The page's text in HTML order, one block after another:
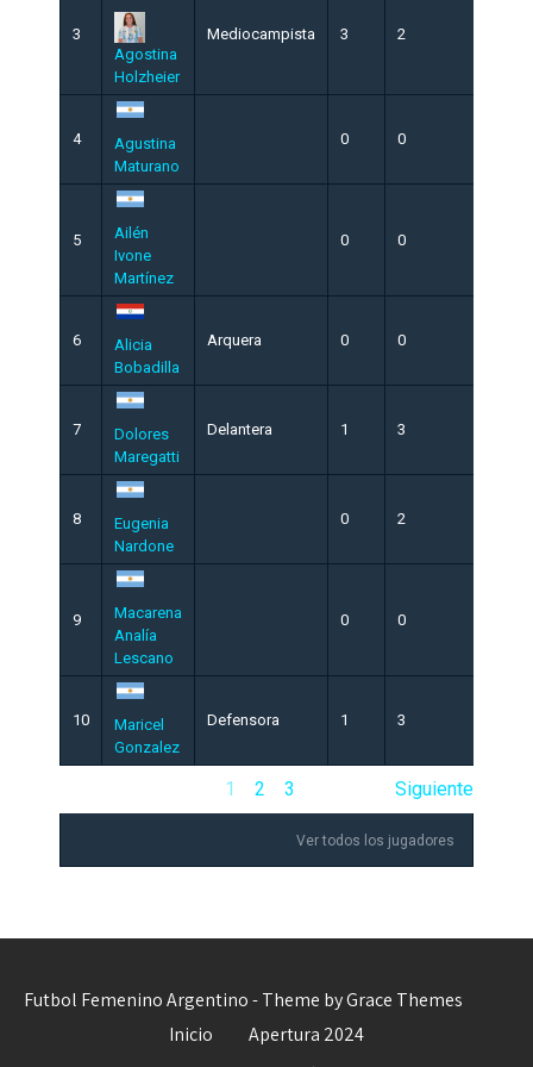
3
Agostina
Holzheier
Mediocampista 3 2
4
Agustina
Maturano
0 0
5
Ailén
Ivone
Martínez
0 0
6
Alicia
Bobadilla
Arquera 0 0
7
Dolores
Maregatti
Delantera 1 3
8
Eugenia
Nardone
0 2
9
Macarena
Analía
Lescano
0 0
10
Maricel
Gonzalez
Defensora 1 3
1 2 3 Siguiente
Ver todos los jugadores
Futbol Femenino Argentino - Theme by Grace Themes
Inicio
Apertura 2024